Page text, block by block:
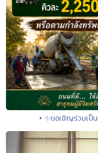
• ✨ขอเชิญร่วมเป็